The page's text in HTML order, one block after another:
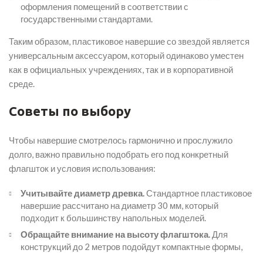
оформления помещений в соответствии с
государственными стандартами.
Таким образом, пластиковое навершие со звездой является
универсальным аксессуаром, который одинаково уместен
как в официальных учреждениях, так и в корпоративной
среде.
Советы по выбору
Чтобы навершие смотрелось гармонично и прослужило
долго, важно правильно подобрать его под конкретный
флагшток и условия использования:
Учитывайте диаметр древка. Стандартное пластиковое
навершие рассчитано на диаметр 30 мм, который
подходит к большинству напольных моделей.
Обращайте внимание на высоту флагштока. Для
конструкций до 2 метров подойдут компактные формы,